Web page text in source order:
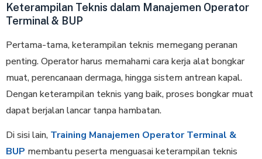
Keterampilan Teknis dalam Manajemen Operator
Terminal & BUP
Pertama-tama, keterampilan teknis memegang peranan
penting. Operator harus memahami cara kerja alat bongkar
muat, perencanaan dermaga, hingga sistem antrean kapal.
Dengan keterampilan teknis yang baik, proses bongkar muat
dapat berjalan lancar tanpa hambatan.
Di sisi lain, Training Manajemen Operator Terminal &
BUP membantu peserta menguasai keterampilan teknis